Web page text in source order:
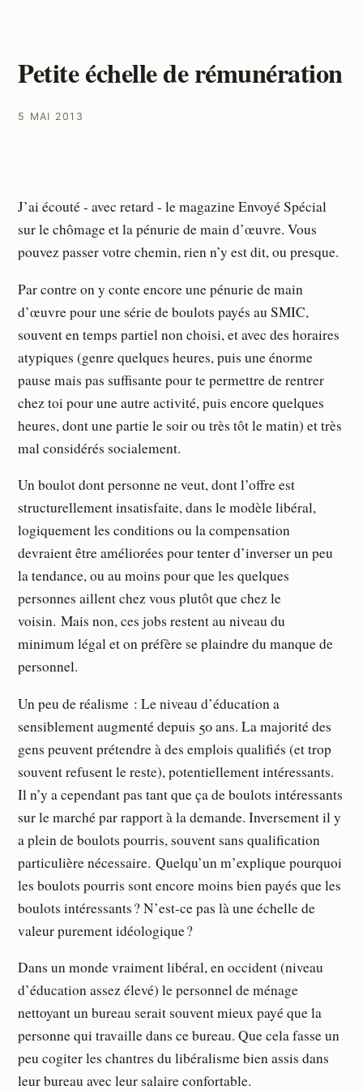
Petite échelle de rémunération
5 MAI 2013
J’ai écouté - avec retard - le magazine Envoyé Spécial
sur le chômage et la pénurie de main d’œuvre. Vous
pouvez passer votre chemin, rien n’y est dit, ou presque.
Par contre on y conte encore une pénurie de main
d’œuvre pour une série de boulots payés au SMIC,
souvent en temps partiel non choisi, et avec des horaires
atypiques (genre quelques heures, puis une énorme
pause mais pas suffisante pour te permettre de rentrer
chez toi pour une autre activité, puis encore quelques
heures, dont une partie le soir ou très tôt le matin) et très
mal considérés socialement.
Un boulot dont personne ne veut, dont l’offre est
structurellement insatisfaite, dans le modèle libéral,
logiquement les conditions ou la compensation
devraient être améliorées pour tenter d’inverser un peu
la tendance, ou au moins pour que les quelques
personnes aillent chez vous plutôt que chez le
voisin. Mais non, ces jobs restent au niveau du
minimum légal et on préfère se plaindre du manque de
personnel.
Un peu de réalisme : Le niveau d’éducation a
sensiblement augmenté depuis 50 ans. La majorité des
gens peuvent prétendre à des emplois qualifiés (et trop
souvent refusent le reste), potentiellement intéressants.
Il n’y a cependant pas tant que ça de boulots intéressants
sur le marché par rapport à la demande. Inversement il y
a plein de boulots pourris, souvent sans qualification
particulière nécessaire. Quelqu’un m’explique pourquoi
les boulots pourris sont encore moins bien payés que les
boulots intéressants ? N’est-ce pas là une échelle de
valeur purement idéologique ?
Dans un monde vraiment libéral, en occident (niveau
d’éducation assez élevé) le personnel de ménage
nettoyant un bureau serait souvent mieux payé que la
personne qui travaille dans ce bureau. Que cela fasse un
peu cogiter les chantres du libéralisme bien assis dans
leur bureau avec leur salaire confortable.